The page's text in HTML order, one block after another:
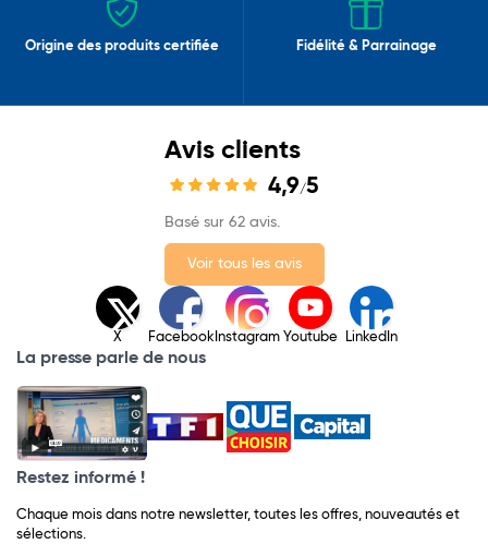
Origine des produits certifiée Fidélité & Parrainage
Avis clients
4,9/5
Basé sur 62 avis.
Voir tous les avis
X Facebook Instagram Youtube LinkedIn
La presse parle de nous
Restez informé !
Chaque mois dans notre newsletter, toutes les offres, nouveautés et
sélections.